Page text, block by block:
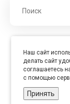
Юр. адрес :
Наш сайт
делать сайт
соглашаетесь
с помощью
Принять